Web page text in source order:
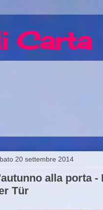
Carta
20 settembre 2014
alla porta -
Tür